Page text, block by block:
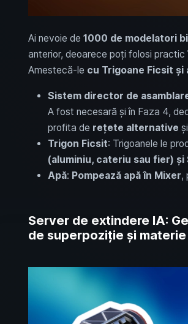
Ai nevoie de 1000 de modelatori
anterior, deoarece poți folosi practic
Amestecă-le cu Trigoane Ficsit și
Sistem director de
A fost necesară și în Faza 4,
profita de rețete alternative
Trigon Ficsit: Trigoanele le
(aluminiu, cateriu sau fier) și
Apă: Pompează apă în Mixer,
Server de extindere IA:
de superpoziție și